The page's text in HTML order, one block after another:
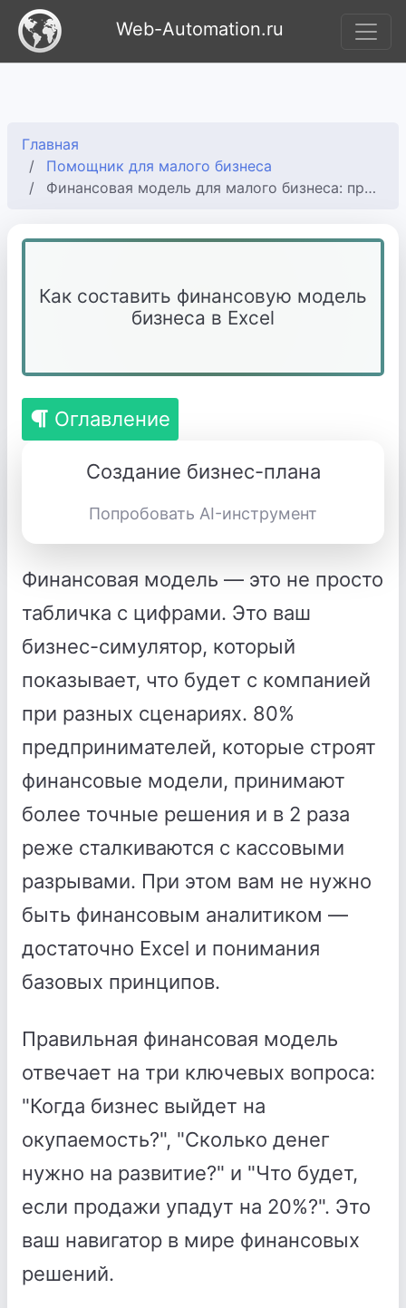
Web-Automation.ru
Главная
Помощник для малого бизнеса
Финансовая модель для малого бизнеса: пример в Excel
Как составить финансовую модель
бизнеса в Excel
Оглавление
Создание бизнес-плана
Попробовать AI-инструмент
Финансовая модель — это не просто
табличка с цифрами. Это ваш
бизнес-симулятор, который
показывает, что будет с компанией
при разных сценариях. 80%
предпринимателей, которые строят
финансовые модели, принимают
более точные решения и в 2 раза
реже сталкиваются с кассовыми
разрывами. При этом вам не нужно
быть финансовым аналитиком —
достаточно Excel и понимания
базовых принципов.
Правильная финансовая модель
отвечает на три ключевых вопроса:
"Когда бизнес выйдет на
окупаемость?", "Сколько денег
нужно на развитие?" и "Что будет,
если продажи упадут на 20%?". Это
ваш навигатор в мире финансовых
решений.